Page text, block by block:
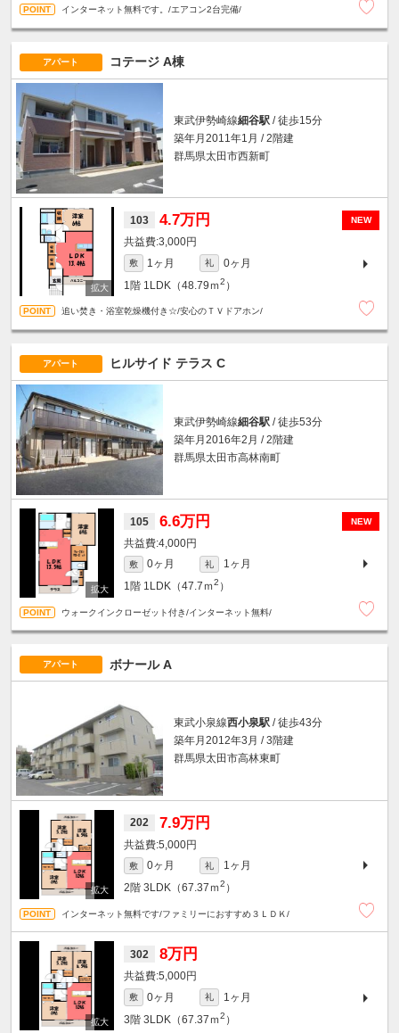
インターネット無料です。/エアコン2台完備/
アパート コテージ A棟
東武伊勢崎線細谷駅 / 徒歩15分
築年月2011年1月 / 2階建
群馬県太田市西新町
NEW
103 4.7万円
3,000円
敷 1ヶ月 礼
0ヶ月
1階 1LDK（48.79ｍ2 ）
追い焚き・浴室乾燥機付き☆/安心のＴＶドアホン/
アパート ヒルサイド テラス C
東武伊勢崎線細谷駅 / 徒歩53分
築年月2016年2月 / 2階建
群馬県太田市高林南町
NEW
105 6.6万円
4,000円
敷 0ヶ月 礼
1ヶ月
1階 1LDK（47.7ｍ2 ）
ウォークインクローゼット付き/インターネット無料/
アパート ボナール A
東武小泉線西小泉駅 / 徒歩43分
築年月2012年3月 / 3階建
群馬県太田市高林東町
202 7.9万円
5,000円
敷 0ヶ月 礼
1ヶ月
2階 3LDK（67.37ｍ2 ）
インターネット無料です/ファミリーにおすすめ３ＬＤＫ/
302 8万円
5,000円
敷 0ヶ月 礼
1ヶ月
3階 3LDK（67.37ｍ2 ）